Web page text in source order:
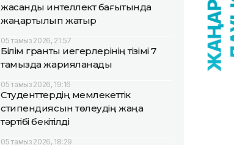
жасанды интеллект бағытында
жаңартылып жатыр
05 тамыз 2026, 21:57
Білім гранты иегерлерінің тізімі 7
тамызда жарияланады
05 тамыз 2026, 19:16
Студенттердің мемлекеттік
стипендиясын төлеудің жаңа
тәртібі бекітілді
05 тамыз 2026, 18:29